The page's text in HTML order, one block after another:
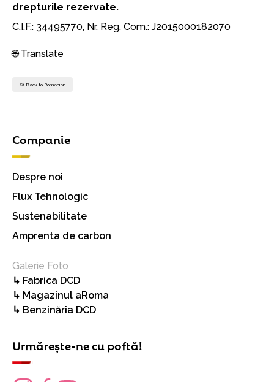
drepturile rezervate.
C.I.F.: 34495770, Nr. Reg. Com.: J2015000182070
🌐 Translate
🔄 Back to Romanian
Companie
Despre noi
Flux Tehnologic
Sustenabilitate
Amprenta de carbon
Galerie Foto
↳ Fabrica DCD
↳ Magazinul aRoma
↳ Benzinăria DCD
Urmărește-ne cu poftă!